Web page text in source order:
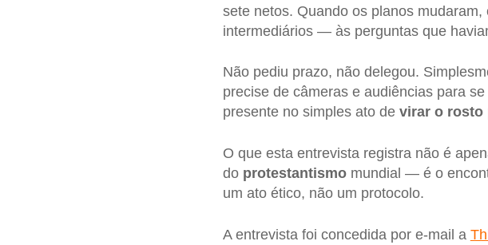
sete netos. Quando os planos
intermediários — às perguntas que
Não pediu prazo, não delegou.
precise de câmeras e audiências para
presente no simples ato de virar o rosto
O que esta entrevista registra não é
do protestantismomundial — é o
um ato ético, não um protocolo.
A entrevista foi concedida por e-mail a